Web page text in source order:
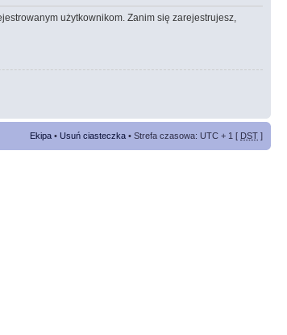
użytkownikom. Zanim się zarejestrujesz,
Ekipa • Usuń ciasteczka • Strefa czasowa: UTC + 1 [ DST ]